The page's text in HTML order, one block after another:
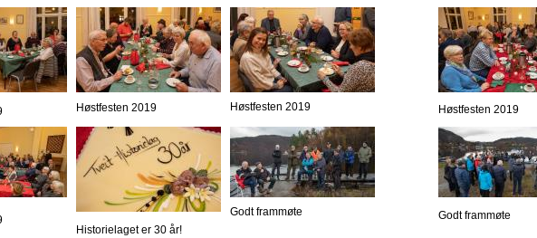
Høstfesten 2019 Høstfesten 2019 Høstfesten 2019
Historielaget er 30 år!
Godt frammøte Godt frammøte